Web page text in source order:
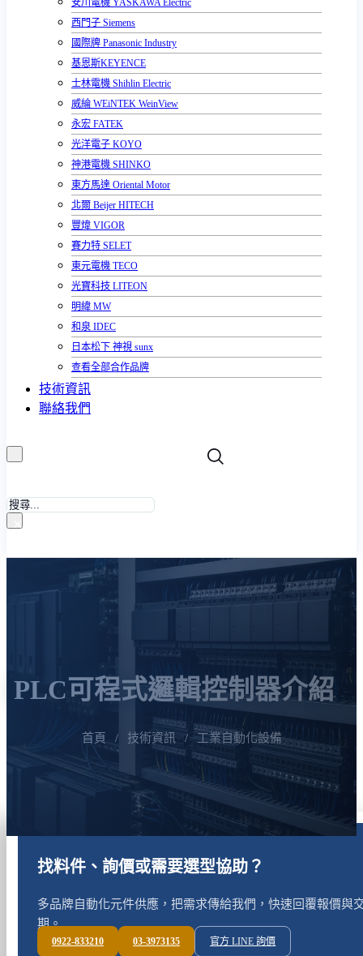
安川電機 YASKAWA Electric
西門子 Siemens
國際牌 Panasonic Industry
基恩斯KEYENCE
士林電機 Shihlin Electric
威綸 WEiNTEK WeinView
永宏 FATEK
光洋電子 KOYO
神港電機 SHINKO
東方馬達 Oriental Motor
北爾 Beijer HITECH
豐煒 VIGOR
賽力特 SELET
東元電機 TECO
光寶科技 LITEON
明緯 MW
和泉 IDEC
日本松下 神視 sunx
查看全部合作品牌
技術資訊
聯絡我們
搜
×
PLC可程式邏輯控制器介紹
首頁 / 技術資訊 / 工業自動化設備
找料件、詢價或需要選型協助？
多品牌自動化元件供應，把需求傳給我們，快速回覆報價與
期。
0922-833210 03-3973135 官方 LINE 詢價